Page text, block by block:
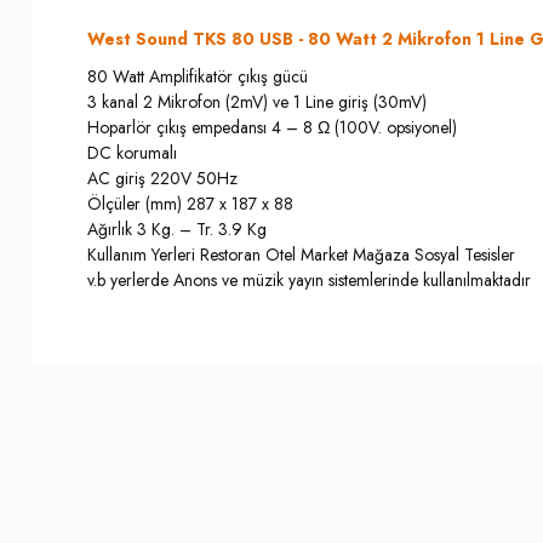
West Sound TKS 80 USB - 80 Watt 2 Mikrofon 1 Line
80 Watt Amplifikatör çıkış gücü
3 kanal 2 Mikrofon (2mV) ve 1 Line giriş (30mV)
Hoparlör çıkış empedansı 4 – 8 Ω (100V. opsiyonel)
DC korumalı
AC giriş 220V 50Hz
Ölçüler (mm) 287 x 187 x 88
Ağırlık 3 Kg. – Tr. 3.9 Kg
Kullanım Yerleri Restoran Otel Market Mağaza Sosyal Tesisler
v.b yerlerde Anons ve müzik yayın sistemlerinde kullanılmaktadır